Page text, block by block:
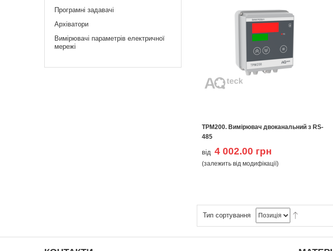
Програмні задавачі
Архіватори
Вимірювачі параметрів електричної
мережі
ТРМ200. Вимірювач двоканальний з RS-
485
від 4 002.00 грн
(залежить від модифікації)
Тип сортування